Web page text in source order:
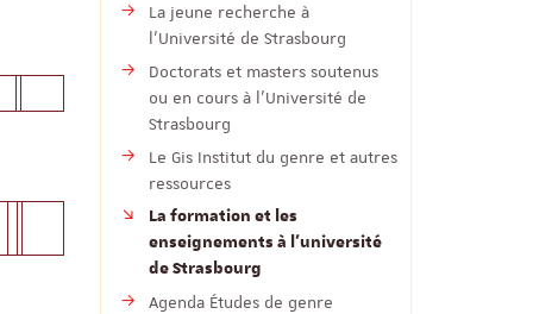
La jeune recherche à
l’Université de Strasbourg
Doctorats et masters soutenus
ou en cours à l’Université de
Strasbourg
Le Gis Institut du genre et autres
ressources
La formation et les
enseignements à l’université
de Strasbourg
Agenda Études de genre